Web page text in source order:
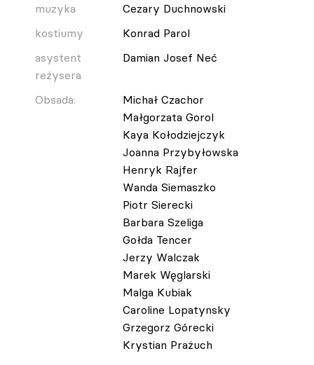
muzyka
Cezary Duchnowski
kostiumy
Konrad Parol
asystent
reżysera
Damian Josef Neć
Obsada:
Michał Czachor
Małgorzata Gorol
Kaya Kołodziejczyk
Joanna Przybyłowska
Henryk Rajfer
Wanda Siemaszko
Piotr Sierecki
Barbara Szeliga
Gołda Tencer
Jerzy Walczak
Marek Węglarski
Malga Kubiak
Caroline Lopatynsky
Grzegorz Górecki
Krystian Prażuch